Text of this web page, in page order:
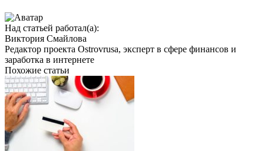
Над статьей работал(а):
Виктория Смайлова
Редактор проекта Ostrovrusa, эксперт в сфере финансов и
заработка в интернете
Похожие статьи